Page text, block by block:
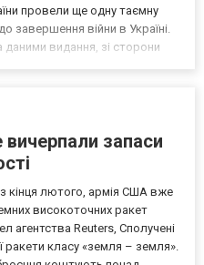
провели ще одну таємну
завершення війни в Україні.
видання, зі сторони
запаси
кінця лютого, армія США вже
високоточних ракет
агентства Reuters, Сполучені
класу «земля – земля».